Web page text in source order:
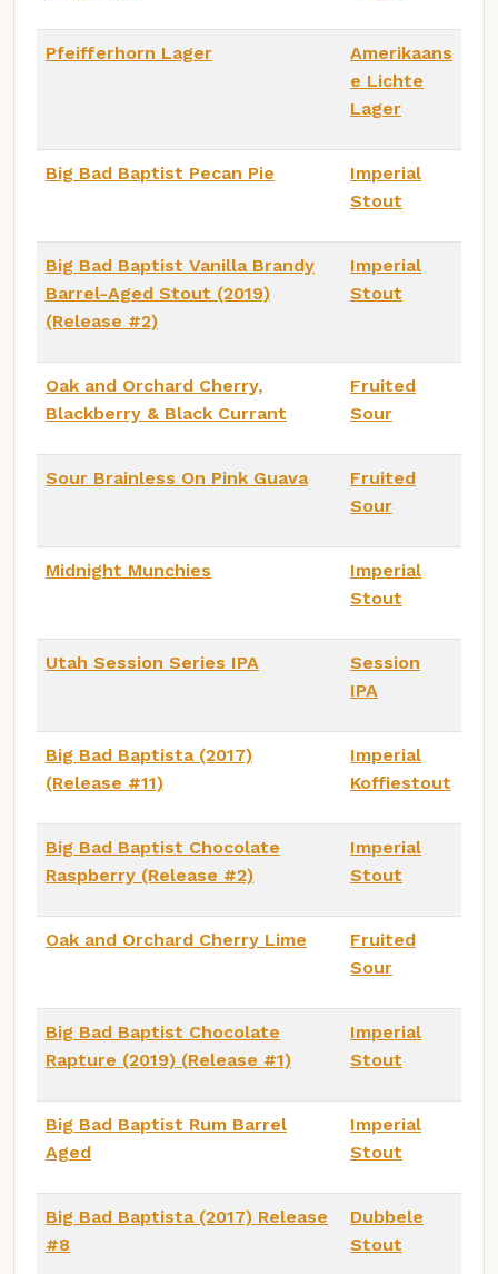
Pfeifferhorn Lager
Amerikaans
e Lichte
Lager
Big Bad Baptist Pecan Pie
Imperial
Stout
Big Bad Baptist Vanilla Brandy
Barrel-Aged Stout (2019)
(Release #2)
Imperial
Stout
Oak and Orchard Cherry,
Blackberry & Black Currant
Fruited
Sour
Sour Brainless On Pink Guava
Fruited
Sour
Midnight Munchies
Imperial
Stout
Utah Session Series IPA
Session
IPA
Big Bad Baptista (2017)
(Release #11)
Imperial
Koffiestout
Big Bad Baptist Chocolate
Raspberry (Release #2)
Imperial
Stout
Oak and Orchard Cherry Lime
Fruited
Sour
Big Bad Baptist Chocolate
Rapture (2019) (Release #1)
Imperial
Stout
Big Bad Baptist Rum Barrel
Aged
Imperial
Stout
Big Bad Baptista (2017) Release
#8
Dubbele
Stout